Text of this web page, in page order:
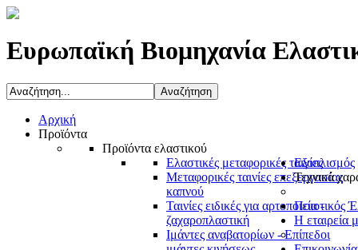
Ευρωπαϊκή Βιομηχανία
Αρχική
Προϊόντα
Προϊόντα ελαστικού
Ελαστικές μεταφορικές ταινίες
Μεταφορικές ταινίες επεξεργασίας
καπνού
Ταινίες ειδικές για αρτοποιεία -
ζαχαροπλαστική
Ιμάντες αναβατορίων - Επίπεδοι
Εξοπλισμός
Τεχνικά
Ποιοτικός
Η εταιρεία